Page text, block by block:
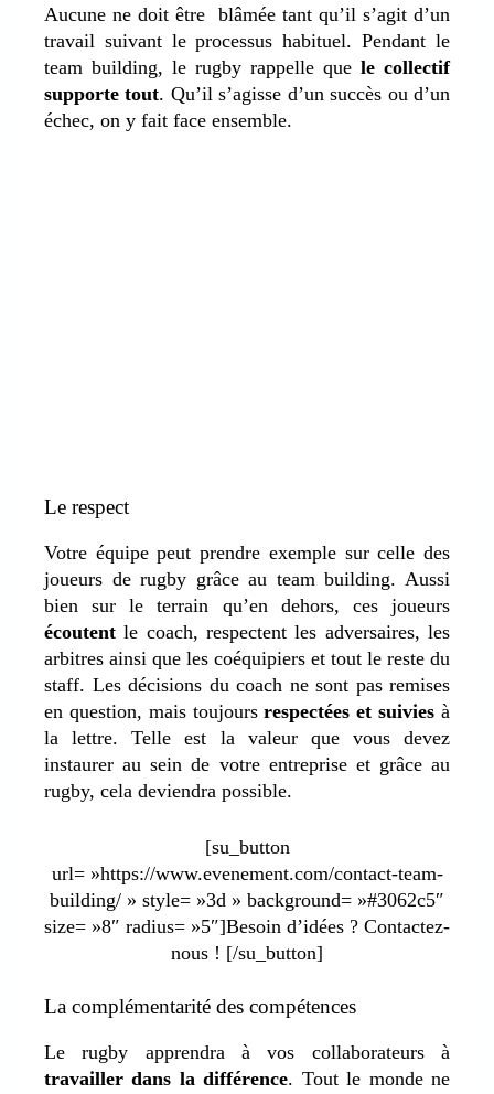
Aucune ne doit être blâmée tant qu’il s’agit d’un
travail suivant le processus habituel. Pendant le
team building, le rugby rappelle que le collectif
supporte tout. Qu’il s’agisse d’un succès ou d’un
échec, on y fait face ensemble.
Le respect
Votre équipe peut prendre exemple sur celle des
joueurs de rugby grâce au team building. Aussi
bien sur le terrain qu’en dehors, ces joueurs
écoutentle coach, respectent les adversaires, les
arbitres ainsi que les coéquipiers et tout le reste du
staff. Les décisions du coach ne sont pas remises
en question, mais toujoursrespectées et suivies à
la lettre. Telle est la valeur que vous devez
instaurer au sein de votre entreprise et grâce au
rugby, cela deviendra possible.
[su_button
url= »https://www.evenement.com/contact-team-
building/ » style= »3d » background= »#3062c5″
size= »8″ radius= »5″]Besoin d’idées ? Contactez-
nous ! [/su_button]
La complémentarité des compétences
Le rugby apprendra à vos collaborateurs à
travailler dans la différence. Tout le monde ne